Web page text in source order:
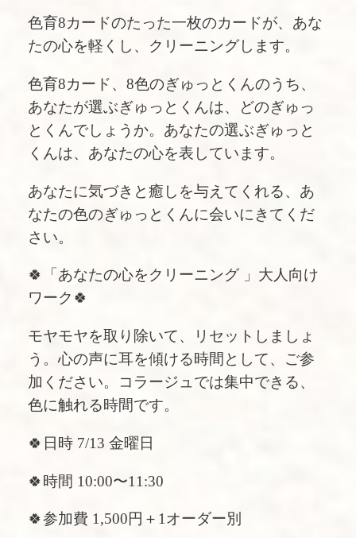
色育8カードのたった一枚のカードが、あな
たの心を軽くし、クリーニングします。
色育8カード、8色のぎゅっとくんのうち、
あなたが選ぶぎゅっとくんは、どのぎゅっ
とくんでしょうか。あなたの選ぶぎゅっと
くんは、あなたの心を表しています。
あなたに気づきと癒しを与えてくれる、あ
なたの色のぎゅっとくんに会いにきてくだ
さい。
🍀「あなたの心をクリーニング 」大人向け
ワーク🍀
モヤモヤを取り除いて、リセットしましょ
う。心の声に耳を傾ける時間として、ご参
加ください。コラージュでは集中できる、
色に触れる時間です。
🍀日時 7/13 金曜日
🍀時間 10:00〜11:30
🍀参加費 1,500円＋1オーダー別